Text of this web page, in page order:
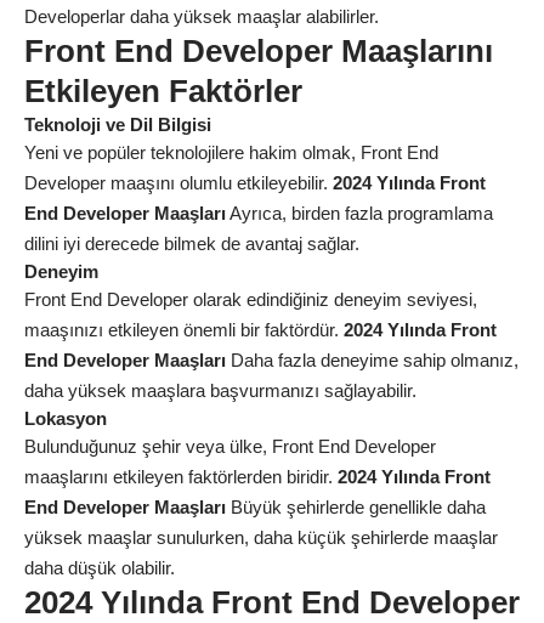
Developerlar daha yüksek maaşlar alabilirler.
Front End Developer Maaşlarını
Etkileyen Faktörler
Teknoloji ve Dil Bilgisi
Yeni ve popüler teknolojilere hakim olmak, Front End
Developer maaşını olumlu etkileyebilir. 2024 Yılında Front
End Developer MaaşlarıAyrıca, birden fazla programlama
dilini iyi derecede bilmek de avantaj sağlar.
Deneyim
Front End Developer olarak edindiğiniz deneyim seviyesi,
maaşınızı etkileyen önemli bir faktördür. 2024 Yılında Front
End Developer Maaşları Daha fazla deneyime sahip olmanız,
daha yüksek maaşlara başvurmanızı sağlayabilir.
Lokasyon
Bulunduğunuz şehir veya ülke, Front End Developer
maaşlarını etkileyen faktörlerden biridir. 2024 Yılında Front
End Developer Maaşları Büyük şehirlerde genellikle daha
yüksek maaşlar sunulurken, daha küçük şehirlerde maaşlar
daha düşük olabilir.
2024 Yılında Front End Developer